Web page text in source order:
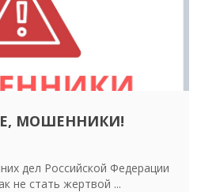
МОШЕННИКИ!
дел Российской Федерации
не стать жертвой ...